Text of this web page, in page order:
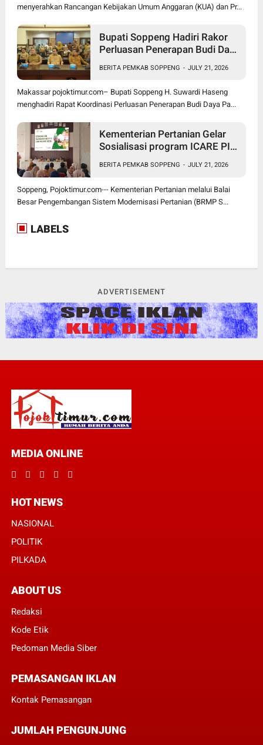
menyerahkan Rancangan Kebijakan Umum Anggaran (KUA) dan Pr...
Bupati Soppeng Hadiri Rakor
Perluasan Penerapan Budi Daya
BERITA PEMKAB SOPPENG - JULY 21, 2026
Makassar pojoktimur.com– Bupati Soppeng H. Suwardi Haseng
menghadiri Rapat Koordinasi Perluasan Penerapan Budi Daya Pa...
Kementerian Pertanian Gelar
Sosialisasi program ICARE PIU
BERITA PEMKAB SOPPENG - JULY 21, 2026
Soppeng, Pojoktimur.com--- Kementerian Pertanian melalui Balai
Besar Pengembangan Sistem Modernisasi Pertanian (BRMP S...
LABELS
ADVERTISEMENT
MEDIA ONLINE
HOT NEWS
NASIONAL
POLITIK
PILKADA
ABOUT US
Redaksi
Kode Etik
Pedoman Media Siber
PEMASANGAN IKLAN
Kontak Pemasangan
JUMLAH PENGUNJUNG